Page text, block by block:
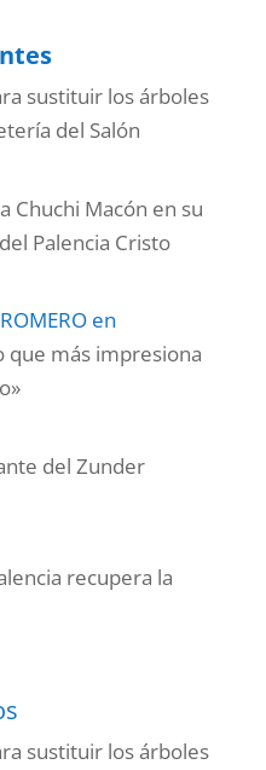
sustituir los árboles
del Salón
Chuchi Macón en su
Palencia Cristo
en
que más impresiona
del Zunder
recupera la
sustituir los árboles